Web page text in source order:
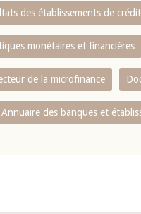
des établissements de crédit
monétaires et financières
de la microfinance
Annuaire des banques et